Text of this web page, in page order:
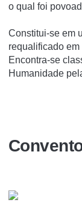
o qual foi
Constitui-se em
requalificado
Encontra-se
Humanidade